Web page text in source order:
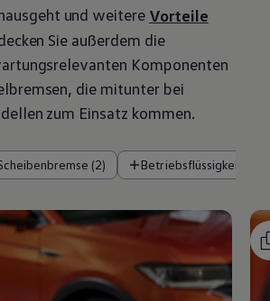
und weitere Vorteile
Sie außerdem die
Komponenten
die mitunter bei
zum Einsatz kommen.
Scheibenbremse (2) Betriebsflüssigkeiten